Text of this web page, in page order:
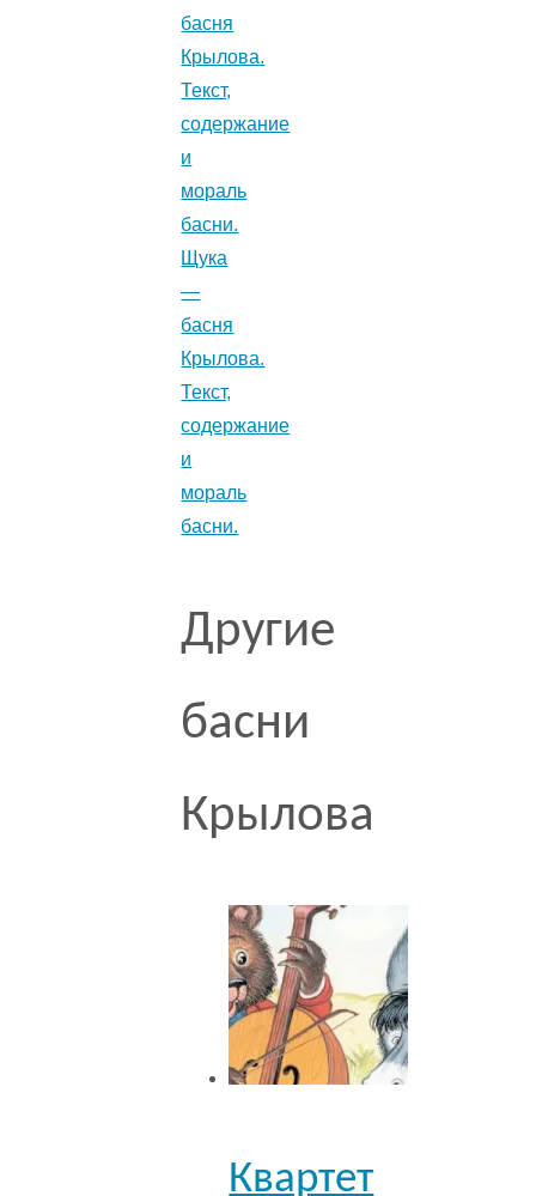
басня
Крылова.
Текст,
содержание
и
мораль
басни.
Щука
—
басня
Крылова.
Текст,
содержание
и
мораль
басни.
Другие
басни
Крылова
Квартет